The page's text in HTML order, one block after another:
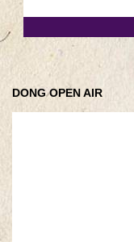
DONG OPEN AIR